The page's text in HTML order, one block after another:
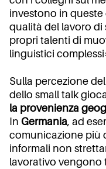
investono in
qualità del lavoro di
propri talenti di
linguistici
Sulla percezione
dello small talk
la provenienza
In Germania, ad
comunicazione più
informali non
lavorativo vengono